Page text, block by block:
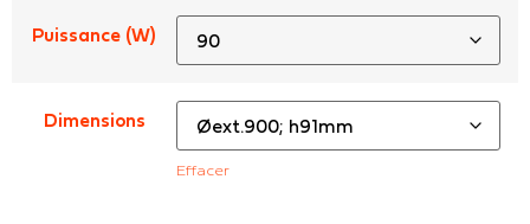
Puissance (W)
Dimensions
Effacer